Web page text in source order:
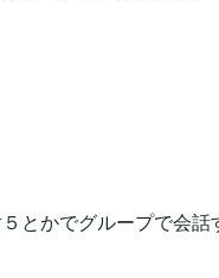
とかでグループで会話